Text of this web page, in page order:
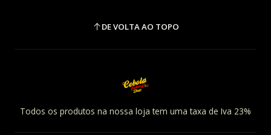
DE VOLTA AO TOPO
Todos os produtos na nossa loja tem uma taxa de Iva 23%